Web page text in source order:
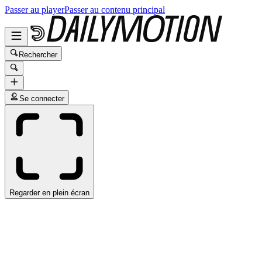
Passer au playerPasser au contenu principal
Rechercher
Se connecter
Regarder en plein écran